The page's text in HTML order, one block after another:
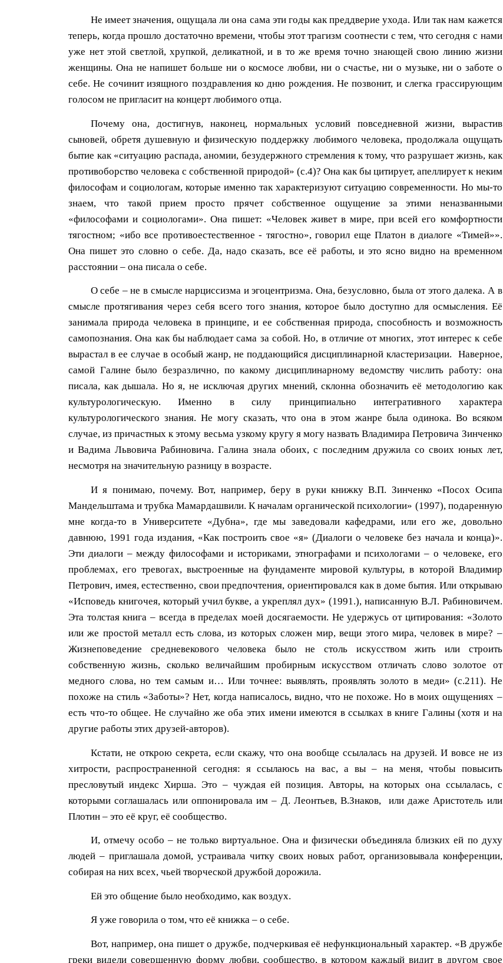
Не имеет значения, ощущала ли она сама эти годы как преддверие ухода. Или так нам кажется
теперь, когда прошло достаточно времени, чтобы этот трагизм соотнести с тем, что сегодня с нами
уже нет этой светлой, хрупкой, деликатной, и в то же время точно знающей свою линию жизни
женщины. Она не напишет больше ни о космосе любви, ни о счастье, ни о музыке, ни о заботе о
себе. Не сочинит изящного поздравления ко дню рождения. Не позвонит, и слегка грассирующим
голосом не пригласит на концерт любимого отца.
Почему она, достигнув, наконец, нормальных условий повседневной жизни, вырастив
сыновей, обретя душевную и физическую поддержку любимого человека, продолжала ощущать
бытие как «ситуацию распада, аномии, безудержного стремления к тому, что разрушает жизнь, как
противоборство человека с собственной природой» (с.4)? Она как бы цитирует, апеллирует к неким
философам и социологам, которые именно так характеризуют ситуацию современности. Но мы-то
знаем, что такой прием просто прячет собственное ощущение за этими неназванными
«философами и социологами». Она пишет: «Человек живет в мире, при всей его комфортности
тягостном; «ибо все противоестественное - тягостно», говорил еще Платон в диалоге «Тимей»».
Она пишет это словно о себе. Да, надо сказать, все её работы, и это ясно видно на временном
расстоянии – она писала о себе.
О себе – не в смысле нарциссизма и эгоцентризма. Она, безусловно, была от этого далека. А в
смысле протягивания через себя всего того знания, которое было доступно для осмысления. Её
занимала природа человека в принципе, и ее собственная природа, способность и возможность
самопознания. Она как бы наблюдает сама за собой. Но, в отличие от многих, этот интерес к себе
вырастал в ее случае в особый жанр, не поддающийся дисциплинарной кластеризации. Наверное,
самой Галине было безразлично, по какому дисциплинарному ведомству числить работу: она
писала, как дышала. Но я, не исключая других мнений, склонна обозначить её методологию как
культурологическую. Именно в силу принципиально интегративного характера
культурологического знания. Не могу сказать, что она в этом жанре была одинока. Во всяком
случае, из причастных к этому весьма узкому кругу я могу назвать Владимира Петровича Зинченко
и Вадима Львовича Рабиновича. Галина знала обоих, с последним дружила со своих юных лет,
несмотря на значительную разницу в возрасте.
И я понимаю, почему. Вот, например, беру в руки книжку В.П. Зинченко «Посох Осипа
Мандельштама и трубка Мамардашвили. К началам органической психологии» (1997), подаренную
мне когда-то в Университете «Дубна», где мы заведовали кафедрами, или его же, довольно
давнюю, 1991 года издания, «Как построить свое «я» (Диалоги о человеке без начала и конца)».
Эти диалоги – между философами и историками, этнографами и психологами – о человеке, его
проблемах, его тревогах, выстроенные на фундаменте мировой культуры, в которой Владимир
Петрович, имея, естественно, свои предпочтения, ориентировался как в доме бытия. Или открываю
«Исповедь книгочея, который учил букве, а укреплял дух» (1991.), написанную В.Л. Рабиновичем.
Эта толстая книга – всегда в пределах моей досягаемости. Не удержусь от цитирования: «Золото
или же простой металл есть слова, из которых сложен мир, вещи этого мира, человек в мире? –
Жизнеповедение средневекового человека было не столь искусством жить или строить
собственную жизнь, сколько величайшим пробирным искусством отличать слово золотое от
медного слова, но тем самым и… Или точнее: выявлять, проявлять золото в меди» (с.211). Не
похоже на стиль «Заботы»? Нет, когда написалось, видно, что не похоже. Но в моих ощущениях –
есть что-то общее. Не случайно же оба этих имени имеются в ссылках в книге Галины (хотя и на
другие работы этих друзей-авторов).
Кстати, не открою секрета, если скажу, что она вообще ссылалась на друзей. И вовсе не из
хитрости, распространенной сегодня: я ссылаюсь на вас, а вы – на меня, чтобы повысить
пресловутый индекс Хирша. Это – чуждая ей позиция. Авторы, на которых она ссылалась, с
которыми соглашалась или оппонировала им – Д. Леонтьев, В.Знаков, или даже Аристотель или
Плотин – это её круг, её сообщество.
И, отмечу особо – не только виртуальное. Она и физически объединяла близких ей по духу
людей – приглашала домой, устраивала читку своих новых работ, организовывала конференции,
собирая на них всех, чьей творческой дружбой дорожила.
Ей это общение было необходимо, как воздух.
Я уже говорила о том, что её книжка – о себе.
Вот, например, она пишет о дружбе, подчеркивая её нефункциональный характер. «В дружбе
греки видели совершенную форму любви, сообщество, в котором каждый видит в другом свое